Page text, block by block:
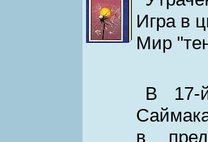
Игра в
Мир
В 17-
в